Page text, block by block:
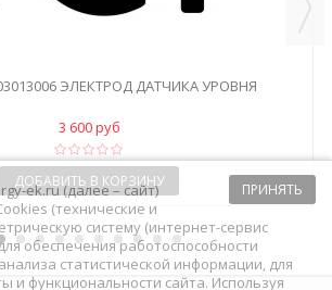
03013006 ЭЛЕКТРОД ДАТЧИКА УРОВНЯ
3 600 руб
ДОБАВИТЬ В КОРЗИНУ ПРИНЯТЬ
ek.ru (далее – сайт)
(технические и
систему (интернет-сервис
обеспечения работоспособности
статистической информации, для
и функциональности сайта. Используя